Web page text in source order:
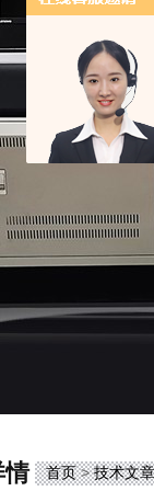
情 首页>技术文章